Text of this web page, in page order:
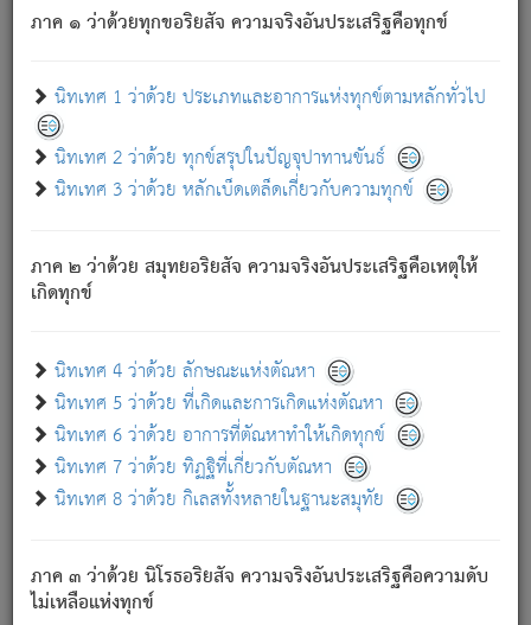
ภาค ๑ ว่าด้วยทุกขอริยสัจ ความจริงอันประเสริฐคือทุกข์
นิทเทศ 1 ว่าด้วย ประเภทและอาการแห่งทุกข์ตามหลักทั่วไป
นิทเทศ 2 ว่าด้วย ทุกข์สรุปในปัญจุปาทานขันธ์
นิทเทศ 3 ว่าด้วย หลักเบ็ดเตล็ดเกี่ยวกับความทุกข์
ภาค ๒ ว่าด้วย สมุทยอริยสัจ ความจริงอันประเสริฐคือเหตุให้
เกิดทุกข์
นิทเทศ 4 ว่าด้วย ลักษณะแห่งตัณหา
นิทเทศ 5 ว่าด้วย ที่เกิดและการเกิดแห่งตัณหา
นิทเทศ 6 ว่าด้วย อาการที่ตัณหาทำให้เกิดทุกข์
นิทเทศ 7 ว่าด้วย ทิฏฐิที่เกี่ยวกับตัณหา
นิทเทศ 8 ว่าด้วย กิเลสทั้งหลายในฐานะสมุทัย
ภาค ๓ ว่าด้วย นิโรธอริยสัจ ความจริงอันประเสริฐคือความดับ
ไม่เหลือแห่งทุกข์
ภพ ว่ามีได้เพราะวิภพ[2]: เรากล่าวว่า สมณะหรือพราหมณ์ทั้ง
ปวงนั้น ก็ยังสลัดภพออกไปไม่ได้.
ก็ทุกข์นี้มีขึ้น เพราะอาศัยซึ่งอุปธิทั้งปวง.
เพราะความสิ้นไปแห่งอุปาทานทั้งปวง ความเกิดขึ้นแห่ง
ทุกข์จึงไม่มี.
ท่านจงดูโลกนี้เถิด (จะเห็นว่า) สัตว์ทั้งหลายอันอวิชาหนา
แน่นบังหนาแล้ว; และว่า สัตว์ผู้ยินดีในภพอันเป็นแล้วนั้น ย่อม
อันเป็นไปในที่หรือเวลาทั้งปวง[3]เพื่อความมีแห่งประโยชน์โดย
ประการทั้งปวง; ภพทั้งหลายทั้งหมดนั้น ไม่เที่ยง เป็นทุกข์ มี
ความแปรปรวนเป็นธรรมดา.
อย่างนี้อยู่; เขาย่อมละภวตัณหาได้ และไม่เพลิดเพลินวิภวตัณหา
ด้วย.
ความดับเพราะความสำรอกไม่เหลือ (แห่งภพทั้งหลาย)
เพราะความสิ้นไปแห่งตัณหาโดยประการทั้งปวง นั้นคือ
นิพพาน.
ภพใหม่ย่อมไม่มีแก่ภิกษุนั้น ผู้ดับเย็นสนิทแล้ว เพราะไม่มี
ภิกษุนั้น เป็นผู้ครอบงำมารได้แล้ว ชนะสงครามแล้ว ก้าวล่วง
ภพทั้งหลายทั้งปวงได้แล้ว เป็นผู้คงที่ (คือไม่เปลี่ยนแปลงอีกต่อ